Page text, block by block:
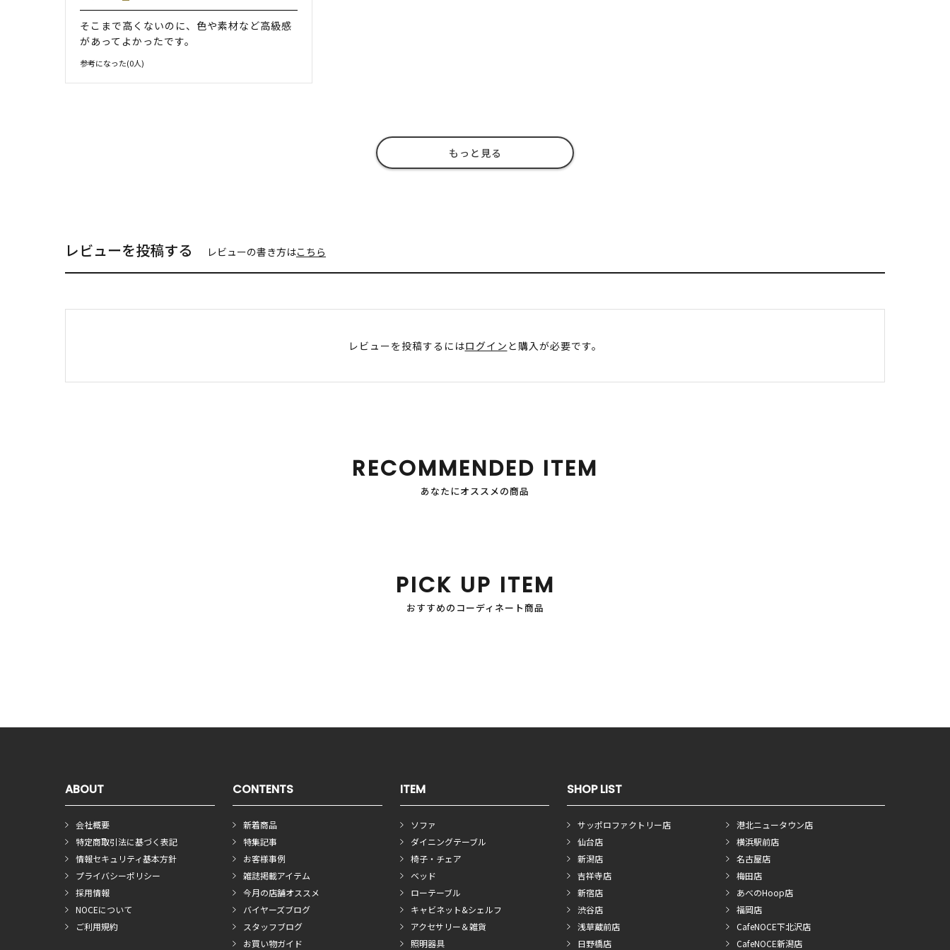
そこまで高くないのに、色や素材など高級感
があってよかったです。
参考になった(0人)
もっと見る
レビューを投稿する レビューの書き方はこちら
レビューを投稿するにはログイン と購入が必要です。
RECOMMENDED ITEM
あなたにオススメの商品
PICK UP ITEM
おすすめのコーディネート商品
ABOUT
会社概要
特定商取引法に基づく表記
情報セキュリティ基本方針
プライバシーポリシー
採用情報
NOCEについて
ご利用規約
CONTENTS
新着商品
特集記事
お客様事例
雑誌掲載アイテム
今月の店舗オススメ
バイヤーズブログ
スタッフブログ
お買い物ガイド
ITEM
ソファ
ダイニングテーブル
椅子・チェア
ベッド
ローテーブル
キャビネット&シェルフ
アクセサリー＆雑貨
照明器具
SHOP LIST
サッポロファクトリー店
仙台店
新潟店
吉祥寺店
新宿店
渋谷店
浅草蔵前店
日野橋店
港北ニュータウン店
横浜駅前店
名古屋店
梅田店
あべのHoop店
福岡店
CafeNOCE下北沢店
CafeNOCE新潟店